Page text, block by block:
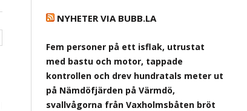
NYHETER VIA BUBB.LA
Fem personer på ett isflak, utrustat
med bastu och motor, tappade
kontrollen och drev hundratals meter ut
på Nämdöfjärden på Värmdö,
svallvågorna från Vaxholmsbåten bröt